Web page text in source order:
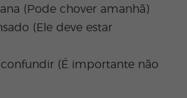
(Pode chover amanhã)
(Ele deve estar
(É importante não